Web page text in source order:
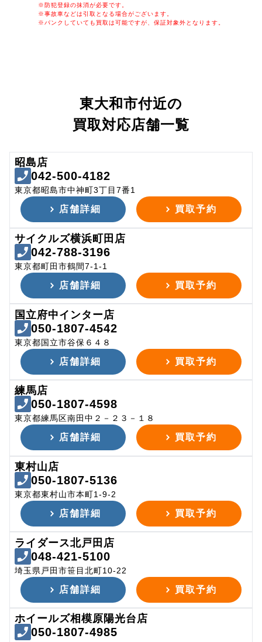
※防犯登録の抹消が必要です。
※事故車などは引取となる場合がございます。
※パンクしていても買取は可能ですが、保証対象外となります。
東大和市付近の
買取対応店舗一覧
昭島店
042-500-4182
東京都昭島市中神町3丁目7番1
店舗詳細 買取予約
サイクルズ横浜町田店
042-788-3196
東京都町田市鶴間7-1-1
店舗詳細 買取予約
国立府中インター店
050-1807-4542
東京都国立市谷保６４８
店舗詳細 買取予約
練馬店
050-1807-4598
東京都練馬区南田中２－２３－１８
店舗詳細 買取予約
東村山店
050-1807-5136
東京都東村山市本町1-9-2
店舗詳細 買取予約
ライダース北戸田店
048-421-5100
埼玉県戸田市笹目北町10-22
店舗詳細 買取予約
ホイールズ相模原陽光台店
050-1807-4985